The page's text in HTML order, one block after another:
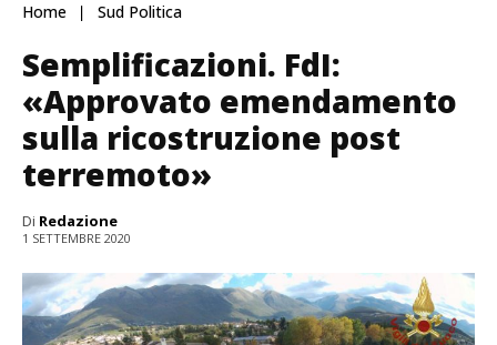
Home Sud Politica
Semplificazioni. FdI:
«Approvato emendamento
sulla ricostruzione post
terremoto»
Di Redazione
1 SETTEMBRE 2020